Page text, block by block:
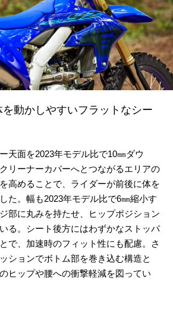
を動かしやすいフラットなシー
天面を2023年モデル比で10㎜ダウ
リーナーカバーへとつながるエリアの
高めることで、ライダーが前後に体を
た。幅も2023年モデル比で6㎜縮小す
部に丸みを持たせ、ヒップポジション
る。シート後方にはわずかなストッパ
で、加速時のフィット性にも配慮。さ
ションでボトム部を巻き込む構造と
ヒップや腰への衝撃軽減を図ってい